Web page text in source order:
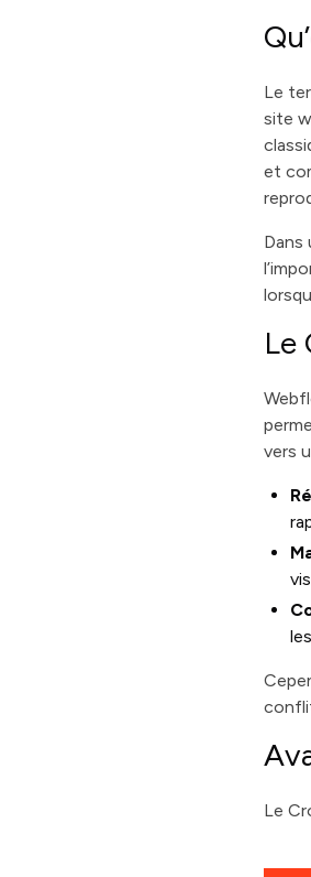
Le
site
et
Le
vers
Le